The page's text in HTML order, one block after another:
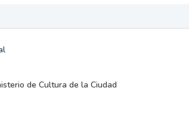
de Cultura de la Ciudad